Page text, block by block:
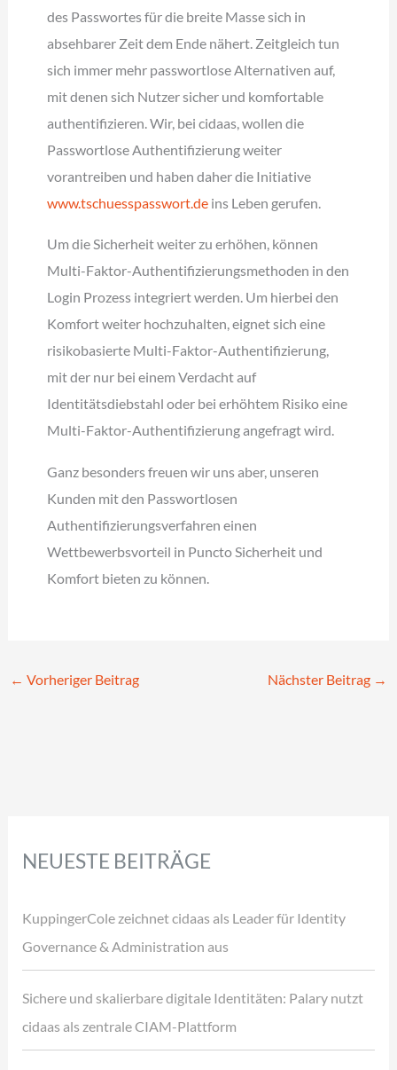
des Passwortes für die breite Masse sich in
absehbarer Zeit dem Ende nähert. Zeitgleich tun
sich immer mehr passwortlose Alternativen auf,
mit denen sich Nutzer sicher und komfortable
authentifizieren. Wir, bei cidaas, wollen die
Passwortlose Authentifizierung weiter
vorantreiben und haben daher die Initiative
www.tschuesspasswort.deins Leben gerufen.
Um die Sicherheit weiter zu erhöhen, können
Multi-Faktor-Authentifizierungsmethoden in den
Login Prozess integriert werden. Um hierbei den
Komfort weiter hochzuhalten, eignet sich eine
risikobasierte Multi-Faktor-Authentifizierung,
mit der nur bei einem Verdacht auf
Identitätsdiebstahl oder bei erhöhtem Risiko eine
Multi-Faktor-Authentifizierung angefragt wird.
Ganz besonders freuen wir uns aber, unseren
Kunden mit den Passwortlosen
Authentifizierungsverfahren einen
Wettbewerbsvorteil in Puncto Sicherheit und
Komfort bieten zu können.
← Vorheriger Beitrag Nächster Beitrag →
NEUESTE BEITRÄGE
KuppingerCole zeichnet cidaas als Leader für Identity
Governance & Administration aus
Sichere und skalierbare digitale Identitäten: Palary nutzt
cidaas als zentrale CIAM-Plattform